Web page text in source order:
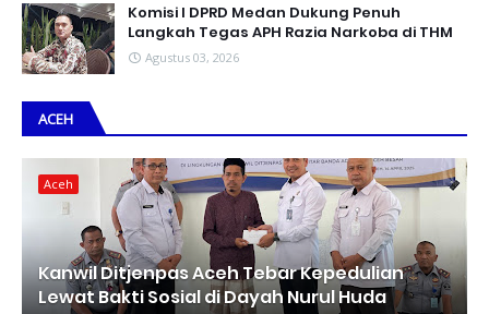
Komisi I DPRD Medan Dukung Penuh
Langkah Tegas APH Razia Narkoba di THM
Agustus 03, 2026
ACEH
Aceh
Kanwil Ditjenpas Aceh Tebar Kepedulian
Lewat Bakti Sosial di Dayah Nurul Huda